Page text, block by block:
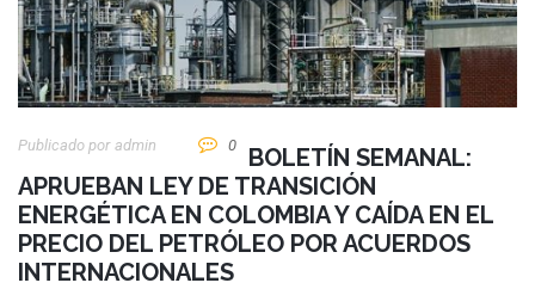
Publicado por Admin 0
BOLETÍN SEMANAL:
APRUEBAN LEY DE TRANSICIÓN
ENERGÉTICA EN COLOMBIA Y CAÍDA EN EL
PRECIO DEL PETRÓLEO POR ACUERDOS
INTERNACIONALES